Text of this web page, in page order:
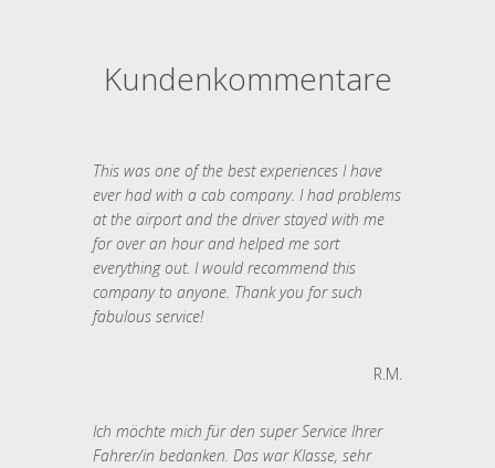
Kundenkommentare
This was one of the best experiences I have
ever had with a cab company. I had problems
at the airport and the driver stayed with me
for over an hour and helped me sort
everything out. I would recommend this
company to anyone. Thank you for such
fabulous service!
R.M.
Ich möchte mich für den super Service Ihrer
Fahrer/in bedanken. Das war Klasse, sehr